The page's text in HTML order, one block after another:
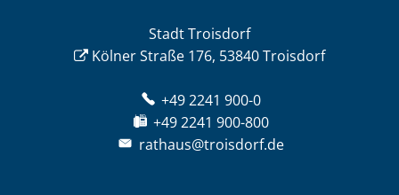
Stadt Troisdorf
Kölner Straße 176, 53840 Troisdorf
+49 2241 900-0
+49 2241 900-800
rathaus@troisdorf.de